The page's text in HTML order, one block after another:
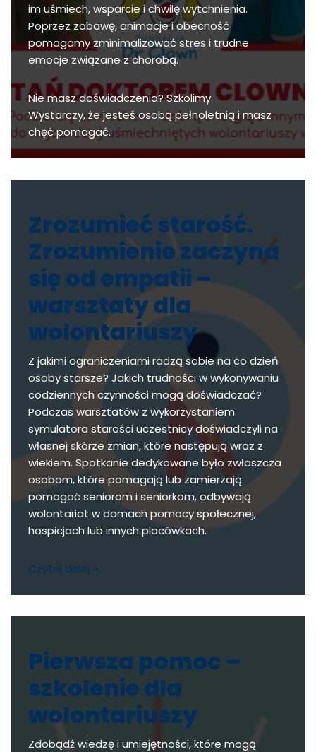
im uśmiech, wsparcie i chwilę wytchnienia.
Poprzez zabawę, animacje i obecność
pomagamy zminimalizować stres i trudne
emocje związane z chorobą.
Nie masz doświadczenia? Szkolimy.
Wystarczy, że jesteś osobą pełnoletnią i masz
chęć pomagać.
Zrozumieć starość.
Zrozumienie zaczyna
się od empatii –
warsztaty dla
wolontariuszy
Z jakimi ograniczeniami radzą sobie na co dzień
osoby starsze? Jakich trudności w wykonywaniu
codziennych czynności mogą doświadczać?
Podczas warsztatów z wykorzystaniem
symulatora starości uczestnicy doświadczyli na
własnej skórze zmian, które następują wraz z
wiekiem. Spotkanie dedykowane było zwłaszcza
osobom, które pomagają lub zamierzają
pomagać seniorom i seniorkom, odbywają
wolontariat w domach pomocy społecznej,
hospicjach lub innych placówkach.
Czytaj dalej »
Pierwsza pomoc –
szkolenie dla
wolontariuszy
Zdobądź wiedzę i umiejętności, które mogą